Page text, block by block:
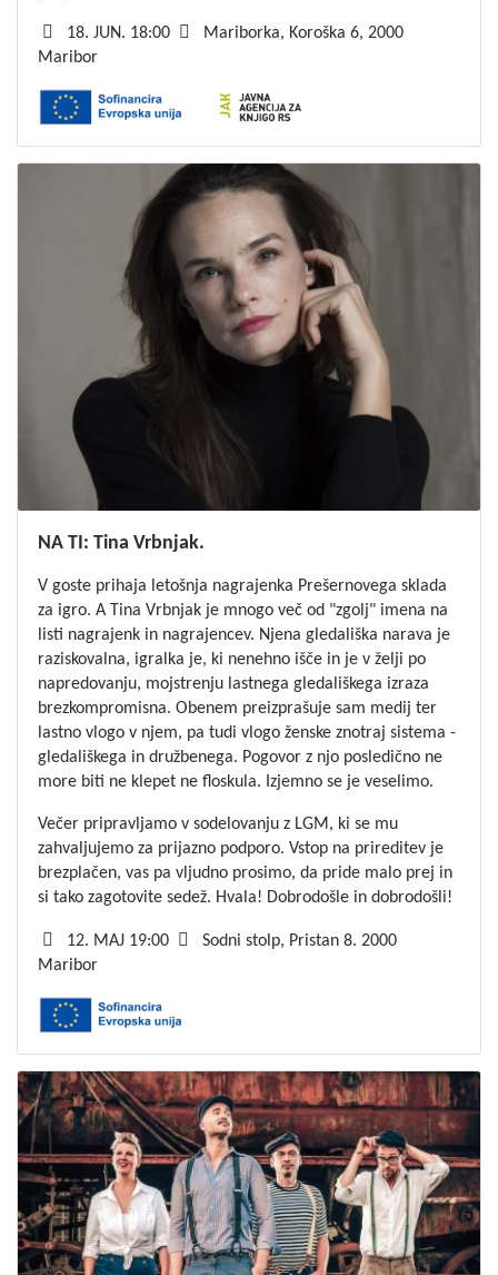
18. JUN. 18:00
Mariborka, Koroška 6, 2000
Maribor
NA TI: Tina Vrbnjak.
V goste prihaja letošnja nagrajenka Prešernovega sklada
za igro. A Tina Vrbnjak je mnogo več od "zgolj" imena na
listi nagrajenk in nagrajencev. Njena gledališka narava je
raziskovalna, igralka je, ki nenehno išče in je v želji po
napredovanju, mojstrenju lastnega gledališkega izraza
brezkompromisna. Obenem preizprašuje sam medij ter
lastno vlogo v njem, pa tudi vlogo ženske znotraj sistema -
gledališkega in družbenega. Pogovor z njo posledično ne
more biti ne klepet ne floskula. Izjemno se je veselimo.
Večer pripravljamo v sodelovanju z LGM, ki se mu
zahvaljujemo za prijazno podporo. Vstop na prireditev je
brezplačen, vas pa vljudno prosimo, da pride malo prej in
si tako zagotovite sedež. Hvala! Dobrodošle in dobrodošli!
12. MAJ 19:00
Sodni stolp, Pristan 8. 2000
Maribor